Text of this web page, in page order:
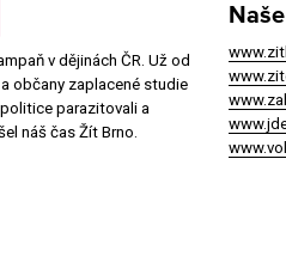
v dějinách ČR. Už od
občany zaplacené studie
parazitovali a
náš čas Žít Brno.